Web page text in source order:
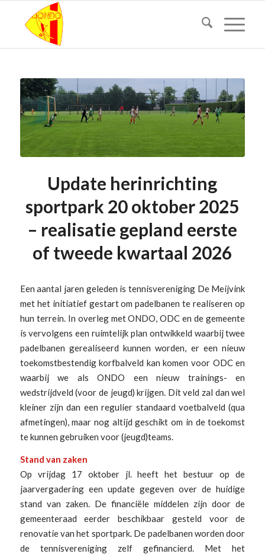
Update herinrichting
sportpark 20 oktober 2025
– realisatie gepland eerste
of tweede kwartaal 2026
Een aantal jaren geleden is tennisvereniging De Meijvink
met het initiatief gestart om padelbanen te realiseren op
hun terrein. In overleg met ONDO, ODC en de gemeente
is vervolgens een ruimtelijk plan ontwikkeld waarbij twee
padelbanen gerealiseerd kunnen worden, er een nieuw
toekomstbestendig korfbalveld kan komen voor ODC en
waarbij we als ONDO een nieuw trainings- en
wedstrijdveld (voor de jeugd) krijgen. Dit veld zal dan wel
kleiner zijn dan een regulier standaard voetbalveld (qua
afmetingen), maar nog altijd geschikt om in de toekomst
te kunnen gebruiken voor (jeugd)teams.
Stand van zaken
Op vrijdag 17 oktober jl. heeft het bestuur op de
jaarvergadering een update gegeven over de huidige
stand van zaken. De financiële middelen zijn door de
gemeenteraad eerder beschikbaar gesteld voor de
renovatie van het sportpark. De padelbanen worden door
de tennisvereniging zelf gefinancierd. Met het